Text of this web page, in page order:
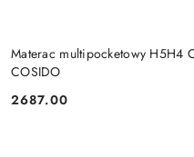
Materac multipocketowy H5H4
COSIDO
Cena:
2687.00